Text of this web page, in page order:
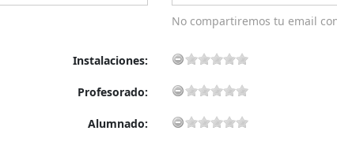
No compartiremos tu email
Instalaciones:
Profesorado:
Alumnado: